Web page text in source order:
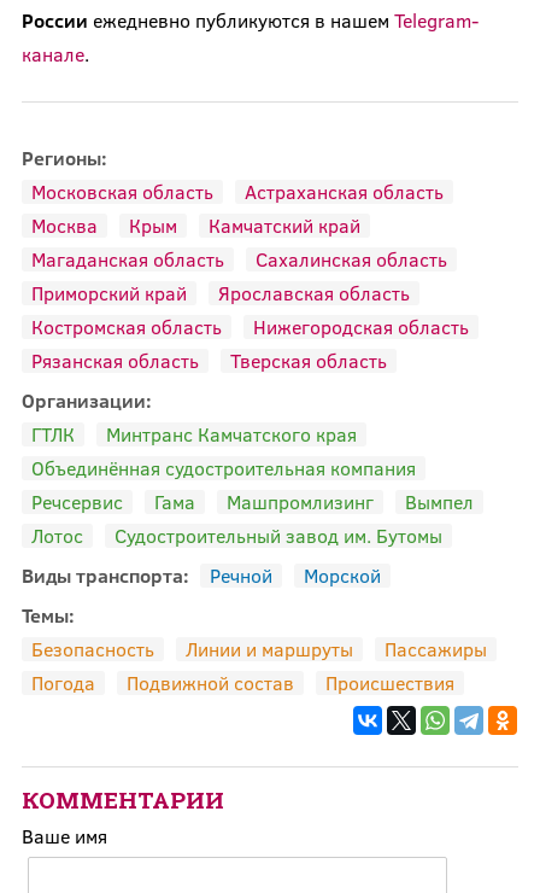
России ежедневно публикуются в нашем Telegram-
канале.
Регионы:
Московская область
Астраханская область
Москва
Крым
Камчатский край
Магаданская область
Сахалинская область
Приморский край
Ярославская область
Костромская область
Нижегородская область
Рязанская область
Тверская область
Организации:
ГТЛК
Минтранс Камчатского края
Объединённая судостроительная компания
Речсервис
Гама Машпромлизинг
Вымпел
Лотос
Судостроительный завод им. Бутомы
Виды транспорта:
Речной
Морской
Темы:
Безопасность
Линии и маршруты
Пассажиры
Погода
Подвижной состав Происшествия
КОММЕНТАРИИ
Ваше имя